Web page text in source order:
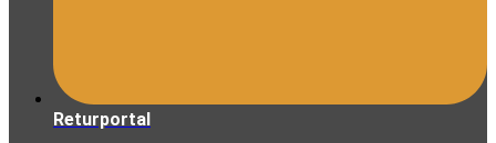
Returportal